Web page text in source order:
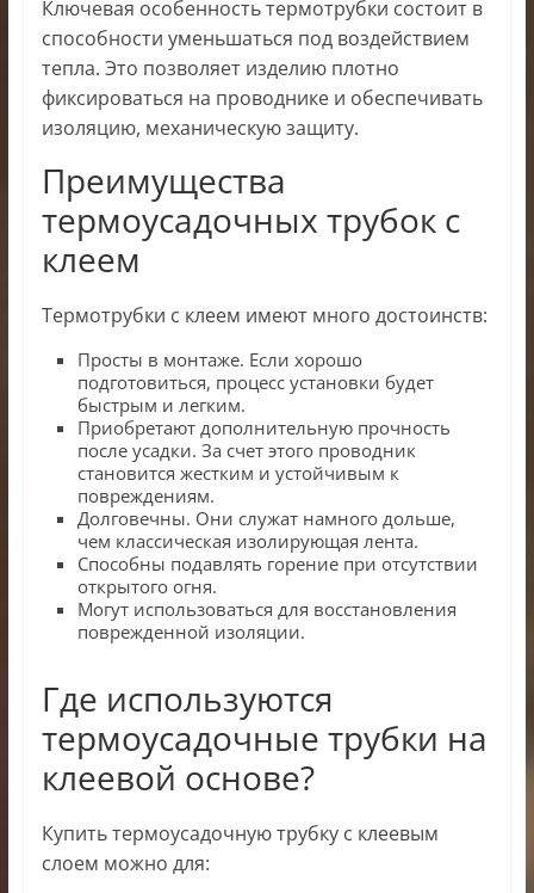
Ключевая особенность термотрубки состоит в
способности уменьшаться под воздействием
тепла. Это позволяет изделию плотно
фиксироваться на проводнике и обеспечивать
изоляцию, механическую защиту.
Преимущества
термоусадочных трубок с
клеем
Термотрубки с клеем имеют много достоинств:
Просты в монтаже. Если хорошо
подготовиться, процесс установки будет
быстрым и легким.
Приобретают дополнительную прочность
после усадки. За счет этого проводник
становится жестким и устойчивым к
повреждениям.
Долговечны. Они служат намного дольше,
чем классическая изолирующая лента.
Способны подавлять горение при отсутствии
открытого огня.
Могут использоваться для восстановления
поврежденной изоляции.
Где используются
термоусадочные трубки на
клеевой основе?
Купить термоусадочную трубку с клеевым
слоем можно для: